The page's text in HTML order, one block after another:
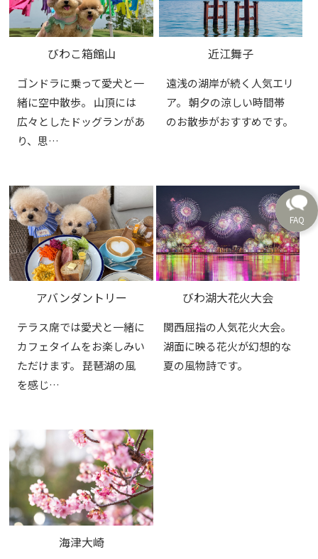
びわこ箱館山
ゴンドラに乗って愛犬と一
緒に空中散歩。 山頂には
広々としたドッグランがあ
り、思…
近江舞子
遠浅の湖岸が続く人気エリ
ア。 朝夕の涼しい時間帯
のお散歩がおすすめです。
アバンダントリー
テラス席では愛犬と一緒に
カフェタイムをお楽しみい
ただけます。 琵琶湖の風
を感じ…
びわ湖大花火大会
関西屈指の人気花火大会。
湖面に映る花火が幻想的な
夏の風物詩です。
海津大崎